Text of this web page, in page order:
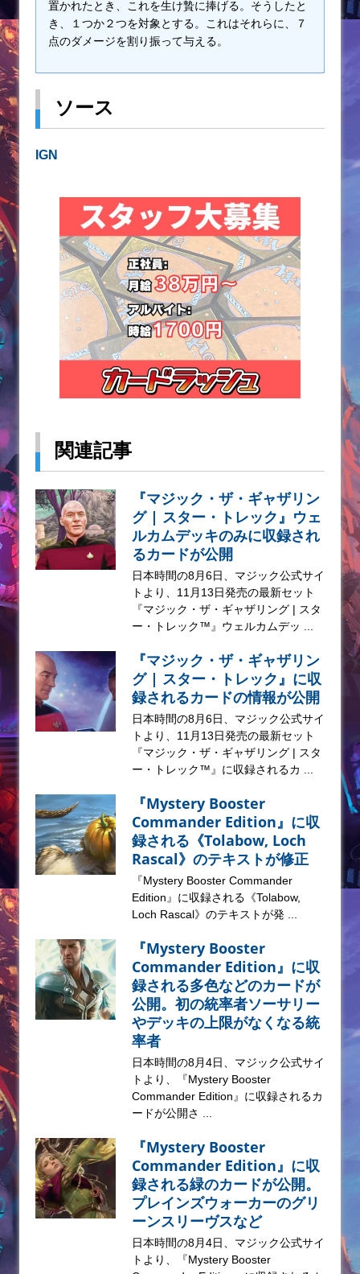
置かれたとき、これを生け贄に捧げる。そうしたと
き、１つか２つを対象とする。これはそれらに、７
点のダメージを割り振って与える。
ソース
IGN
関連記事
『マジック・ザ・ギャザリン
グ | スター・トレック』ウェ
ルカムデッキのみに収録され
るカードが公開
日本時間の8月6日、マジック公式サイ
トより、11月13日発売の最新セット
『マジック・ザ・ギャザリング | スタ
ー・トレック™』ウェルカムデッ ...
『マジック・ザ・ギャザリン
グ | スター・トレック』に収
録されるカードの情報が公開
日本時間の8月6日、マジック公式サイ
トより、11月13日発売の最新セット
『マジック・ザ・ギャザリング | スタ
ー・トレック™』に収録されるカ ...
『Mystery Booster
Commander Edition』に収
録される《Tolabow, Loch
Rascal》のテキストが修正
『Mystery Booster Commander
Edition』に収録される《Tolabow,
Loch Rascal》のテキストが発 ...
『Mystery Booster
Commander Edition』に収
録される多色などのカードが
公開。初の統率者ソーサリー
やデッキの上限がなくなる統
率者
日本時間の8月4日、マジック公式サイ
トより、『Mystery Booster
Commander Edition』に収録されるカ
ードが公開さ ...
『Mystery Booster
Commander Edition』に収
録される緑のカードが公開。
プレインズウォーカーのグリ
ーンスリーヴスなど
日本時間の8月4日、マジック公式サイ
トより、『Mystery Booster